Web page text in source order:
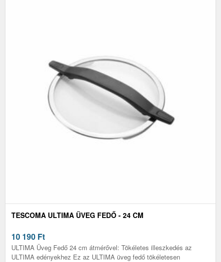
TESCOMA ULTIMA ÜVEG FEDŐ - 24 CM
10 190 Ft
ULTIMA Üveg Fedő 24 cm átmérővel: Tökéletes illeszkedés az
ULTIMA edényekhez Ez az ULTIMA üveg fedő tökéletesen